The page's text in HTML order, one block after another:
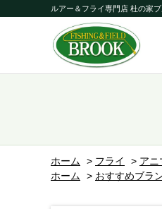
ルアー＆フライ専門店 杜の家
ホーム > フライ > アニ
ホーム
> おすすめブラ